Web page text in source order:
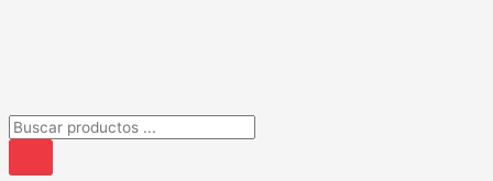
Búsqueda
productos